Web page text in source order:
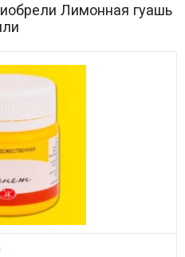
Лимонная гуашь